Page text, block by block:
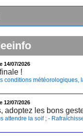
14/07/2026
!
conditions météorologiques,
12/07/2026
adoptez les bons
attendre la soif ; -